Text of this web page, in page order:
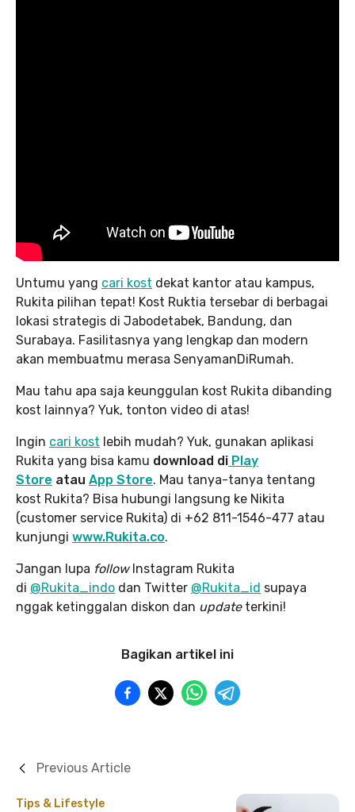
Untumu yang cari kost dekat kantor atau kampus,
Rukita pilihan tepat! Kost Ruktia tersebar di berbagai
lokasi strategis di Jabodetabek, Bandung, dan
Surabaya. Fasilitasnya yang lengkap dan modern
akan membuatmu merasa SenyamanDiRumah.
Mau tahu apa saja keunggulan kost Rukita dibanding
kost lainnya? Yuk, tonton video di atas!
Ingin cari kost lebih mudah? Yuk, gunakan aplikasi
Rukita yang bisa kamu download di Play
Store atau App Store. Mau tanya-tanya tentang
kost Rukita? Bisa hubungi langsung ke Nikita
(customer service Rukita) di +62 811-1546-477 atau
kunjungi www.Rukita.co.
Jangan lupa followInstagram Rukita
di @Rukita_indo dan Twitter @Rukita_id supaya
nggak ketinggalan diskon dan update terkini!
Bagikan artikel ini
Tips & Lifestyle
Previous Article